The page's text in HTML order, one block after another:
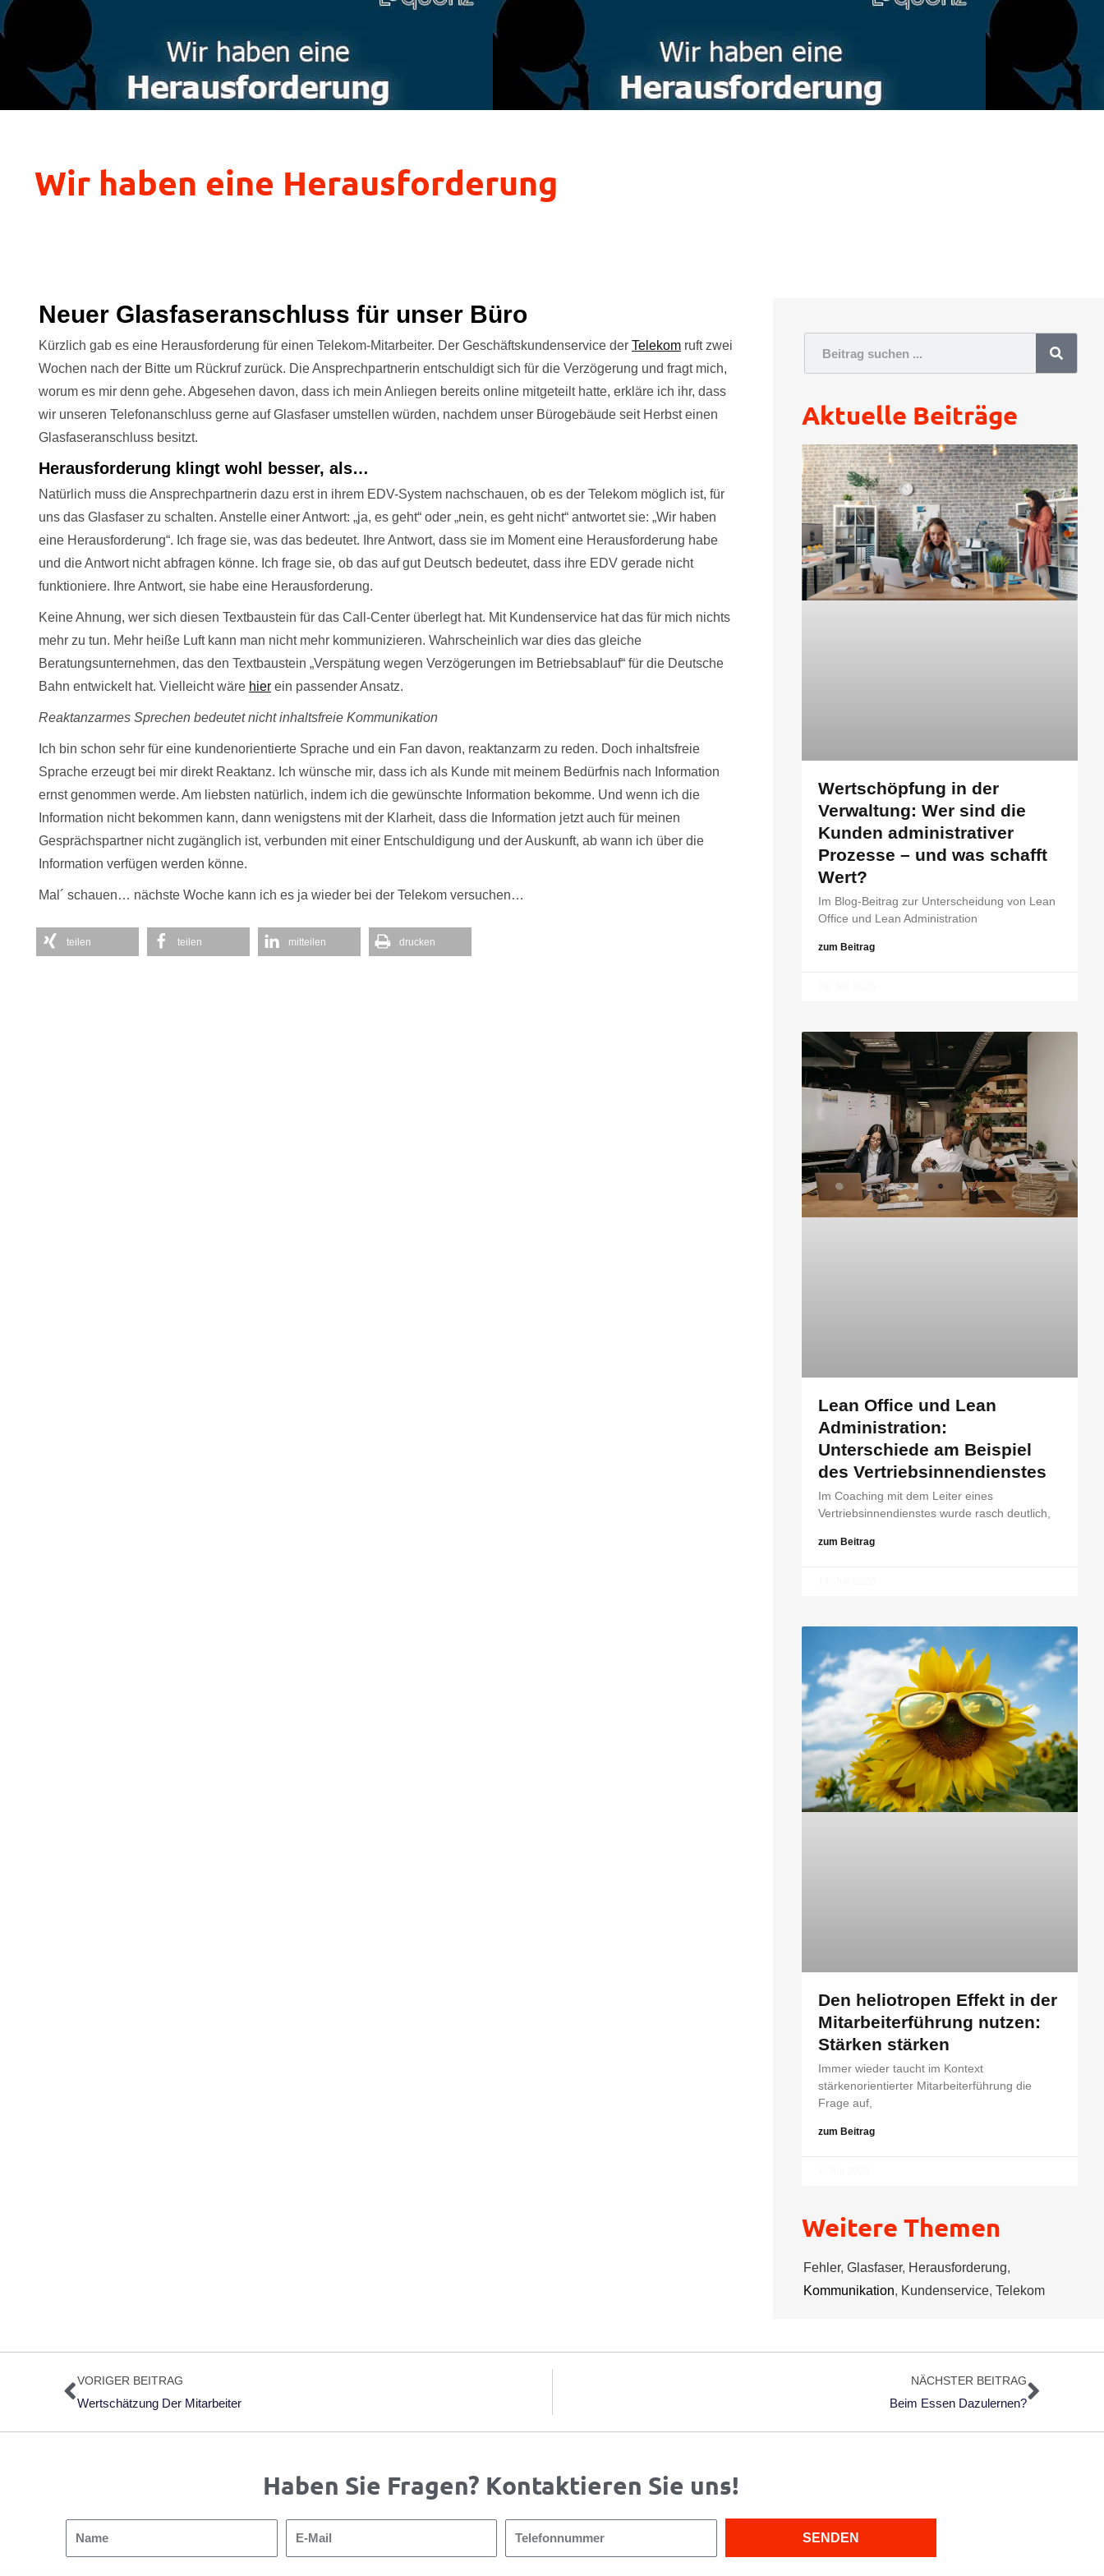
Wir haben eine Herausforderung
Neuer Glasfaseranschluss für unser Büro
Kürzlich gab es eine Herausforderung für einen Telekom-Mitarbeiter. Der Geschäftskundenservice derTelekom ruft zwei
Wochen nach der Bitte um Rückruf zurück. Die Ansprechpartnerin entschuldigt sich für die Verzögerung und fragt mich,
worum es mir denn gehe. Abgesehen davon, dass ich mein Anliegen bereits online mitgeteilt hatte, erkläre ich ihr, dass
wir unseren Telefonanschluss gerne auf Glasfaser umstellen würden, nachdem unser Bürogebäude seit Herbst einen
Glasfaseranschluss besitzt.
Herausforderung klingt wohl besser, als…
Natürlich muss die Ansprechpartnerin dazu erst in ihrem EDV-System nachschauen, ob es der Telekom möglich ist, für
uns das Glasfaser zu schalten. Anstelle einer Antwort: „ja, es geht“ oder „nein, es geht nicht“ antwortet sie: „Wir haben
eine Herausforderung“. Ich frage sie, was das bedeutet. Ihre Antwort, dass sie im Moment eine Herausforderung habe
und die Antwort nicht abfragen könne. Ich frage sie, ob das auf gut Deutsch bedeutet, dass ihre EDV gerade nicht
funktioniere. Ihre Antwort, sie habe eine Herausforderung.
Keine Ahnung, wer sich diesen Textbaustein für das Call-Center überlegt hat. Mit Kundenservice hat das für mich nichts
mehr zu tun. Mehr heiße Luft kann man nicht mehr kommunizieren. Wahrscheinlich war dies das gleiche
Beratungsunternehmen, das den Textbaustein „Verspätung wegen Verzögerungen im Betriebsablauf“ für die Deutsche
Bahn entwickelt hat. Vielleicht wäre hier ein passender Ansatz.
Reaktanzarmes Sprechen bedeutet nicht inhaltsfreie Kommunikation
Ich bin schon sehr für eine kundenorientierte Sprache und ein Fan davon, reaktanzarm zu reden. Doch inhaltsfreie
Sprache erzeugt bei mir direkt Reaktanz. Ich wünsche mir, dass ich als Kunde mit meinem Bedürfnis nach Information
ernst genommen werde. Am liebsten natürlich, indem ich die gewünschte Information bekomme. Und wenn ich die
Information nicht bekommen kann, dann wenigstens mit der Klarheit, dass die Information jetzt auch für meinen
Gesprächspartner nicht zugänglich ist, verbunden mit einer Entschuldigung und der Auskunft, ab wann ich über die
Information verfügen werden könne.
Mal´ schauen… nächste Woche kann ich es ja wieder bei der Telekom versuchen…
teilen teilen mitteilen drucken
Aktuelle Beiträge
Wertschöpfung in der
Verwaltung: Wer sind die
Kunden administrativer
Prozesse – und was schafft
Wert?
Im Blog-Beitrag zur Unterscheidung von Lean
Office und Lean Administration
zum Beitrag
Lean Office und Lean
Administration:
Unterschiede am Beispiel
des Vertriebsinnendienstes
Im Coaching mit dem Leiter eines
Vertriebsinnendienstes wurde rasch deutlich,
zum Beitrag
Den heliotropen Effekt in der
Mitarbeiterführung nutzen:
Stärken stärken
Immer wieder taucht im Kontext
stärkenorientierter Mitarbeiterführung die
Frage auf,
zum Beitrag
Weitere Themen
Fehler,Glasfaser, Herausforderung,
Kommunikation, Kundenservice,Telekom
Zurück
VORIGER BEITRAG
Wertschätzung Der Mitarbeiter
NÄCHSTER BEITRAG
Beim Essen Dazulernen?
Haben Sie Fragen? Kontaktieren Sie uns!
SENDEN